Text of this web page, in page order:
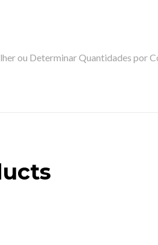
ou Determinar Quantidades por